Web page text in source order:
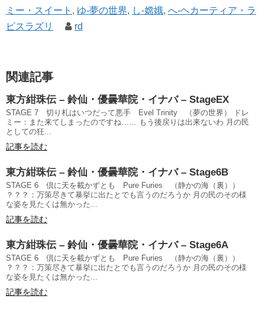
ミー・スイート , ゆ-夢の世界, し-嫦娥, へ-ヘカーティア・ラ
ピスラズリ
rd
関連記事
東方紺珠伝 – 鈴仙・優曇華院・イナバ – StageEX
STAGE 7 切り札はいつだって悪手 Evel Trinity （夢の世界） ドレ
ミー：また来てしまったのですね…… もう後戻りは出来ないわ 月の民
としての狂...
記事を読む
東方紺珠伝 – 鈴仙・優曇華院・イナバ – Stage6B
STAGE 6 倶に天を載かずとも Pure Furies （静かの海（裏））
？？？：万策尽きて暴挙に出たとでも言うのだろうか 月の民のその様
な姿を見たくは無かった...
記事を読む
東方紺珠伝 – 鈴仙・優曇華院・イナバ – Stage6A
STAGE 6 倶に天を載かずとも Pure Furies （静かの海（裏））
？？？：万策尽きて暴挙に出たとでも言うのだろうか 月の民のその様
な姿を見たくは無かった...
記事を読む